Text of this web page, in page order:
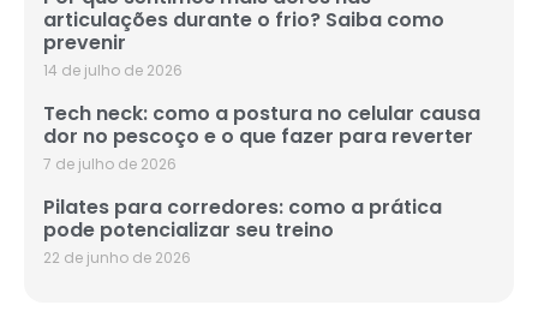
articulações durante o frio? Saiba como
prevenir
14 de julho de 2026
Tech neck: como a postura no celular causa
dor no pescoço e o que fazer para reverter
7 de julho de 2026
Pilates para corredores: como a prática
pode potencializar seu treino
22 de junho de 2026